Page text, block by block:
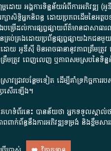
ោយ​ អង្គការ​ទិន្នន័យ​អំពី​ការអភិវឌ្ឍ​​ (អូ​
សិទ្ធិអ្នកនិពន្ធ ដោយ​ប្រភពដើម​នៃ​​អ
ការ​ផ្សព្វផ្សាយ​ព័ត៌មាន​ជា​សាធារណ
បាន​គ្រប់គ្រង​ដោយ​ប្រព័ន្ធ​ផ្សព្វផ្ស
យ​ អូ​ឌី​ស៊ី​ មិន​អាច​ធានា​នូវ​ភាព​ត្រឹមត្
ត្រឹមត្រូវ​ ពេញលេញ​ ឬ​ភាព​សម​ស្រប​ន
វជ្រាវបន្ថែមទៀត ដើម្បីគាំទ្រកិច្ចក
សើរឡើង។
ហទំព័រនេះ បានន័យថា អ្នកទទួលស្គ
ពពាក់ព័ន្ធនឹងការអភិវឌ្ឍទម្រង់ និងខ្